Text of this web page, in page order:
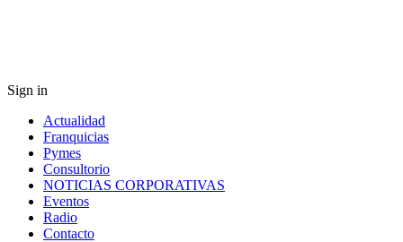
Sign in
Actualidad
Franquicias
Pymes
Consultorio
NOTICIAS CORPORATIVAS
Eventos
Radio
Contacto